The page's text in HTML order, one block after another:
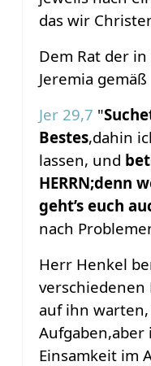
das wir
Dem Rat der
Jeremia gemäß
Jer 29,7 "
Bestes,dahin
lassen, und
HERRN;denn
geht’s euch
nach
Herr Henkel
auf ihn
Einsamkeit im